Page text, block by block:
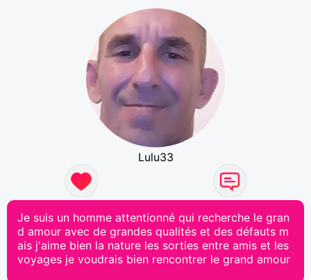
Lulu33
Je suis un homme attentionné qui recherche le gran
d amour avec de grandes qualités et des défauts m
ais j'aime bien la nature les sorties entre amis et les
voyages je voudrais bien rencontrer le grand amour